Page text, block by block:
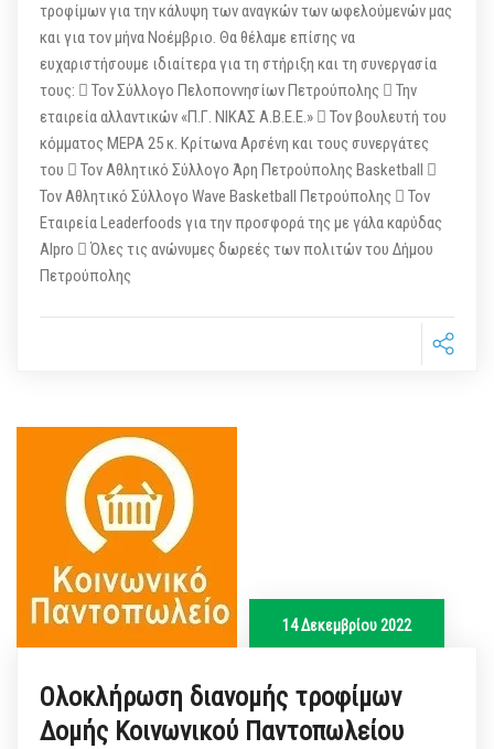
τροφίμων για την κάλυψη των αναγκών των ωφελούμενών μας
και για τον μήνα Νοέμβριο. Θα θέλαμε επίσης να
ευχαριστήσουμε ιδιαίτερα για τη στήριξη και τη συνεργασία
τους:  Τον Σύλλογο Πελοποννησίων Πετρούπολης  Την
εταιρεία αλλαντικών «Π.Γ. ΝΙΚΑΣ Α.Β.Ε.Ε.»  Τον βουλευτή του
κόμματος ΜΕΡΑ 25 κ. Κρίτωνα Αρσένη και τους συνεργάτες
του  Τον Αθλητικό Σύλλογο Άρη Πετρούπολης Basketball 
Τον Αθλητικό Σύλλογο Wave Basketball Πετρούπολης  Τον
Εταιρεία Leaderfoods για την προσφορά της με γάλα καρύδας
Alpro  Όλες τις ανώνυμες δωρεές των πολιτών του Δήμου
Πετρούπολης
14 Δεκεμβρίου 2022
Ολοκλήρωση διανομής τροφίμων
Δομής Κοινωνικού Παντοπωλείου